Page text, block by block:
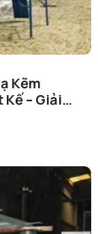
Kẽm
– Giải